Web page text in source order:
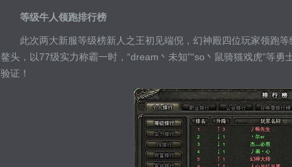
等级牛人领跑排行榜
此次两大新服等级榜新人之王初见端倪，幻神殿四位玩家领跑
鳌头，以77级实力称霸一时，“dream丶未知”“so丶鼠骑猫戏虎”等
验证！